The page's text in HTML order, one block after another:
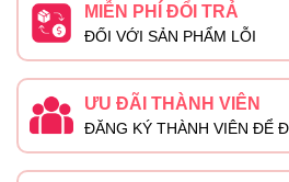
MIỄN PHÍ ĐỔI TRẢ
ĐỐI VỚI SẢN PHẨM LỖI
ƯU ĐÃI THÀNH VIÊN
ĐĂNG KÝ THÀNH VIÊN ĐỂ